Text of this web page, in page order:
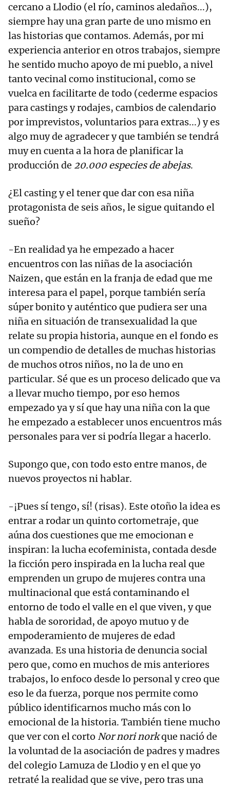
cercano a Llodio (el río, caminos aledaños...),
siempre hay una gran parte de uno mismo en
las historias que contamos. Además, por mi
experiencia anterior en otros trabajos, siempre
he sentido mucho apoyo de mi pueblo, a nivel
tanto vecinal como institucional, como se
vuelca en facilitarte de todo (cederme espacios
para castings y rodajes, cambios de calendario
por imprevistos, voluntarios para extras...) y es
algo muy de agradecer y que también se tendrá
muy en cuenta a la hora de planificar la
producción de 20.000 especies de abejas.
¿El casting y el tener que dar con esa niña
protagonista de seis años, le sigue quitando el
sueño?
-En realidad ya he empezado a hacer
encuentros con las niñas de la asociación
Naizen, que están en la franja de edad que me
interesa para el papel, porque también sería
súper bonito y auténtico que pudiera ser una
niña en situación de transexualidad la que
relate su propia historia, aunque en el fondo es
un compendio de detalles de muchas historias
de muchos otros niños, no la de uno en
particular. Sé que es un proceso delicado que va
a llevar mucho tiempo, por eso hemos
empezado ya y sí que hay una niña con la que
he empezado a establecer unos encuentros más
personales para ver si podría llegar a hacerlo.
Supongo que, con todo esto entre manos, de
nuevos proyectos ni hablar.
-¡Pues sí tengo, sí! (risas). Este otoño la idea es
entrar a rodar un quinto cortometraje, que
aúna dos cuestiones que me emocionan e
inspiran: la lucha ecofeminista, contada desde
la ficción pero inspirada en la lucha real que
emprenden un grupo de mujeres contra una
multinacional que está contaminando el
entorno de todo el valle en el que viven, y que
habla de sororidad, de apoyo mutuo y de
empoderamiento de mujeres de edad
avanzada. Es una historia de denuncia social
pero que, como en muchos de mis anteriores
trabajos, lo enfoco desde lo personal y creo que
eso le da fuerza, porque nos permite como
público identificarnos mucho más con lo
emocional de la historia. También tiene mucho
que ver con el corto Nor nori norkque nació de
la voluntad de la asociación de padres y madres
del colegio Lamuza de Llodio y en el que yo
retraté la realidad que se vive, pero tras una